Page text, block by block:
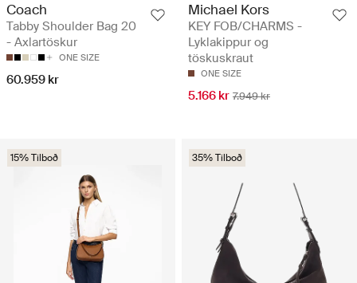
Coach
Tabby Shoulder Bag 20
- Axlartöskur
ONE SIZE
60.959 kr
Michael Kors
KEY FOB/CHARMS -
Lyklakippur og
töskuskraut
ONE SIZE
5.166 kr 7.949 kr
15% Tilboð 35% Tilboð